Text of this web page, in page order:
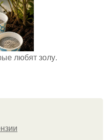
любят золу.